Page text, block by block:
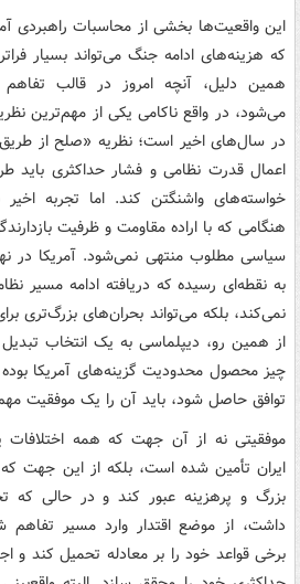
این واقعیت‌ها بخشی از محاسبات راهبردی
که هزینه‌های ادامه جنگ می‌تواند بسیار
همین دلیل، آنچه امروز در قالب تفاهم
می‌شود، در واقع ناکامی یکی از مهم‌ترین
در سال‌های اخیر است؛ نظریه «صلح از
اعمال قدرت نظامی و فشار حداکثری باید
خواسته‌های واشنگتن کند. اما تجربه
هنگامی که با اراده مقاومت و ظرفیت
سیاسی مطلوب منتهی نمی‌شود. آمریکا در
به نقطه‌ای رسیده که دریافته ادامه مسیر
نمی‌کند، بلکه می‌تواند بحران‌های بزرگ‌تری
از همین رو، دیپلماسی به یک انتخاب
چیز محصول محدودیت گزینه‌های آمریکا
توافق حاصل شود، باید آن را یک موفقیت
موفقیتی نه از آن جهت که همه اختلافات
ایران تأمین شده است، بلکه از این جهت
بزرگ و پرهزینه عبور کند و در حالی که
داشت، از موضع اقتدار وارد مسیر تفاهم
برخی قواعد خود را بر معادله تحمیل کند و